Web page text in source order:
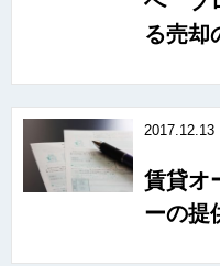
る売却
2017.12.13
賃貸オ
ーの提